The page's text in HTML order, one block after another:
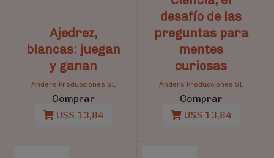
Ajedrez,
blancas: juegan
y ganan
Anders Producciones SL
Comprar
U$S 13,84
desafío de las
preguntas para
mentes
curiosas
Anders Producciones SL
Comprar
U$S 13,84